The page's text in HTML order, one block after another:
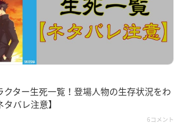
クター生死一覧！登場人物の生存状況をわ
バレ注意】
6コメント